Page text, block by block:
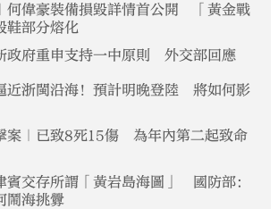
何偉豪裝備損毀詳情首公開 「黃金戰
鞋部分熔化
政府重申支持一中原則 外交部回應
近浙閩沿海！預計明晚登陸 將如何影
案｜已致8死15傷 為年內第二起致命
賓交存所謂「黃岩島海圖」 國防部：
鬧海挑釁